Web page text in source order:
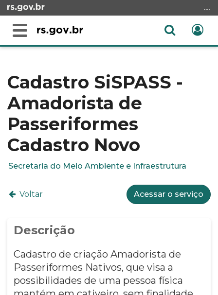
para
conteúdo
menu
para
busca
Alterna
Abrir
conteúdo
Cadastro SiSPASS -
Amadorista de
Passeriformes
Cadastro Novo
Secretaria do Meio Ambiente e Infraestrutura
Voltar Acessar o serviço
Descrição
Cadastro de criação Amadorista de
Passeriformes Nativos, que visa a
possibilidades de uma pessoa física